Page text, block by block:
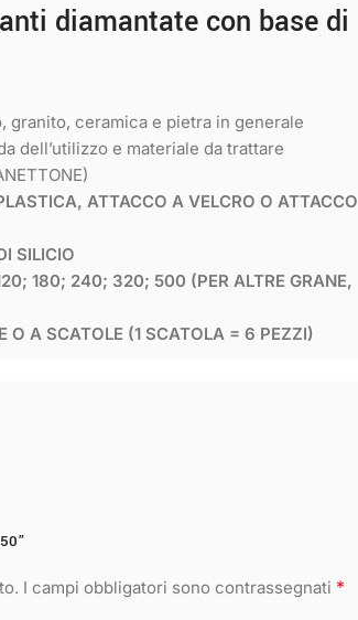
diamantate con base di
granito, ceramica e pietra in generale
dell’utilizzo e materiale da trattare
ATTACCO A VELCRO O ATTACCO
SILICIO
180; 240; 320; 500 (PER ALTRE GRANE,
O A SCATOLE (1 SCATOLA = 6 PEZZI)
I campi obbligatori sono contrassegnati *